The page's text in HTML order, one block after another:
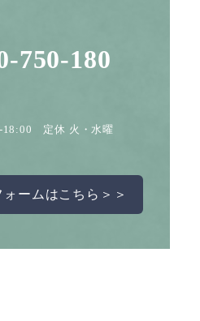
750-180
18:00 定休 火・水曜
ームはこちら＞＞